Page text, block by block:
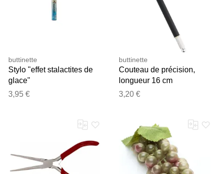
buttinette
Stylo "effet stalactites de
glace"
3,95 €
buttinette
Couteau de précision,
longueur 16 cm
3,20 €